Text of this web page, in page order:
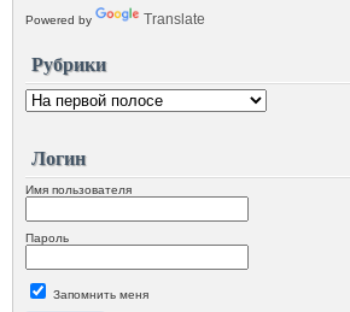
Powered by Translate
Рубрики
Логин
Имя пользователя
Пароль
Запомнить меня